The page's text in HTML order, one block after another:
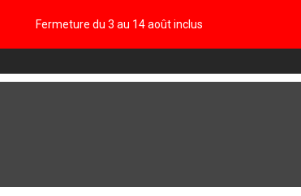
Fermeture du 3 au 14 août inclus